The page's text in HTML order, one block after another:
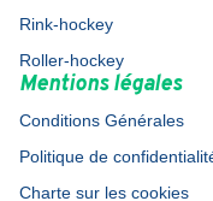
Rink-hockey
Roller-hockey
Mentions légales
Conditions Générales
Politique de
Charte sur les cookies